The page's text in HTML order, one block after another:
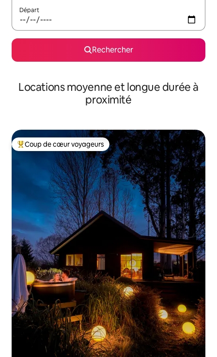
Départ
Rechercher
Locations moyenne et longue durée à
proximité
Coups de cœur voyageurs les plus appréciés
Coup de cœur voyageurs